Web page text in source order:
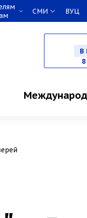
СМИ ВУЦ
В